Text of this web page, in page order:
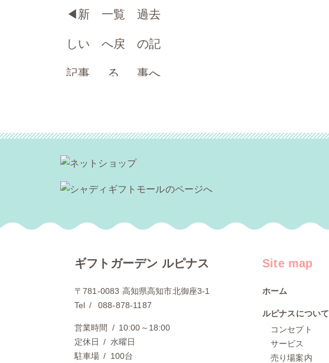
◀︎ 新
しい
記事
一覧
へ戻
る
過去
の記
事へ
ギフトガーデン ルピナス
〒781-0083 高知県高知市北御座3-1
Tel
088-878-1187
営業時間
10:00～18:00
定休日
水曜日
駐車場
100台
Site map
ホーム
ルピナスについて
コンセプト
サービス
売り場案内